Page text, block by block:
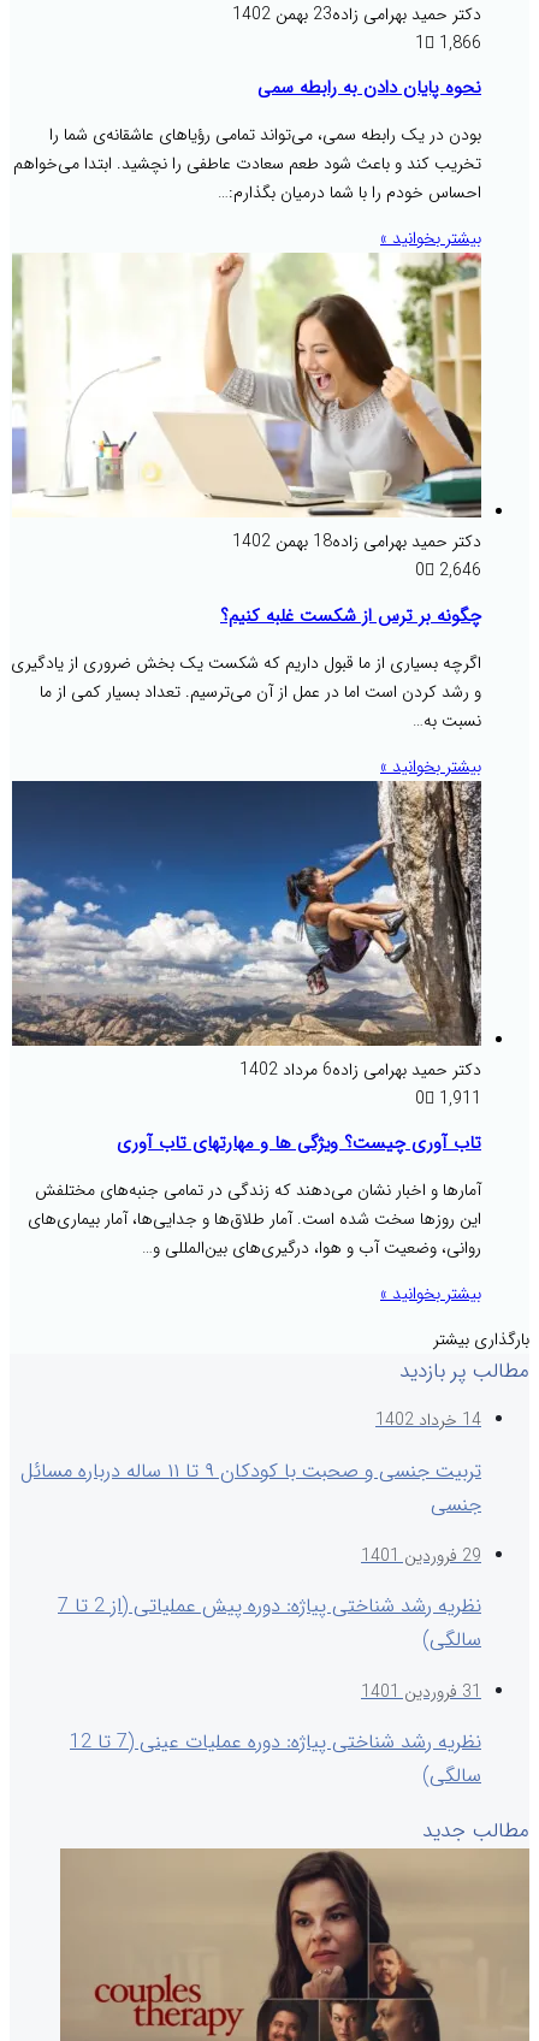
دکتر حمید بهرامی زاده23 بهمن 1402
1
1,866
نحوه پایان دادن به رابطه سمی
بودن در یک رابطه سمی، می‌تواند تمامی رؤیاهای عاشقانه‌ی شما را
تخریب کند و باعث شود طعم سعادت عاطفی را نچشید. ابتدا می‌خواهم
احساس خودم را با شما درمیان بگذارم:…
بیشتر بخوانید »
دکتر حمید بهرامی زاده18 بهمن 1402
0
2,646
چگونه بر ترس از شکست غلبه کنیم؟
اگرچه بسیاری از ما قبول داریم که شکست یک بخش ضروری از یادگیری
و رشد کردن است اما در عمل از آن می‌ترسیم. تعداد بسیار کمی از ما
نسبت به…
بیشتر بخوانید »
دکتر حمید بهرامی زاده6 مرداد 1402
0
1,911
تاب آوری چیست؟ ویژگی ها و مهارتهای تاب آوری
آمارها و اخبار نشان می‌دهند که زندگی در تمامی جنبه‌های مختلفش
این روزها سخت شده است. آمار طلاق‌ها و جدایی‌ها، آمار بیماری‌های
روانی، وضعیت آب و هوا، درگیری‌های بین‌المللی و…
بیشتر بخوانید »
بارگذاری بیشتر
مطالب پر بازدید
14 خرداد 1402
تربیت جنسی و صحبت با کودکان ۹ تا ۱۱ ساله درباره مسائل
جنسی
29 فروردین 1401
نظریه رشد شناختی پیاژه: دوره پیش عملیاتی (از 2 تا 7
سالگی)
31 فروردین 1401
نظریه رشد شناختی پیاژه: دوره عملیات عینی (7 تا 12
سالگی)
مطالب جدید